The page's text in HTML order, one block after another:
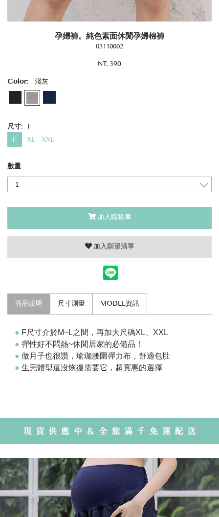
孕婦褲。純色素面休閒孕婦棉褲
03110002
NT. 390
Color:
淺灰
尺寸: F
F
XL XXL
數量
加入購物車
加入願望清單
商品說明 尺寸測量 MODEL資訊
● F尺寸介於M~L之間，再加大尺碼XL、XXL
● 彈性好不悶熱~休閒居家的必備品！
● 做月子也很讚，瑜珈腰圍彈力布，舒適包肚
● 生完體型還沒恢復需要它，超實惠的選擇